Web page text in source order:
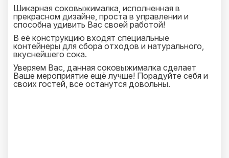
Шикарная соковыжималка, исполненная в
прекрасном дизайне, проста в управлении и
способна удивить Вас своей работой!
В её конструкцию входят специальные
контейнеры для сбора отходов и натурального,
вкуснейшего сока.
Уверяем Вас, данная соковыжималка сделает
Ваше мероприятие ещё лучше! Порадуйте себя и
своих гостей, все останутся довольны.